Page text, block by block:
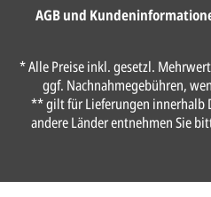
AGB und
* Alle Preise inkl. gesetzl.
ggf. Nachnahmegebühren,
** gilt für Lieferungen innerhalb
andere Länder entnehmen Sie